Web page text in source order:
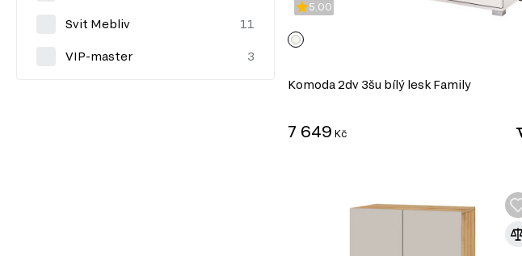
Svit Mebliv
VIP-master
5.00
Komoda 2dv 3šu bílý lesk Family
7 649 Kč